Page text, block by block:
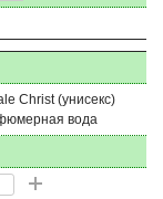
Christ (унисекс)
вода